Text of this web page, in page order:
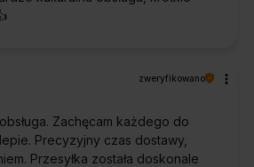
zweryfikowano
Zachęcam każdego do
Precyzyjny czas dostawy,
Przesyłka została doskonale